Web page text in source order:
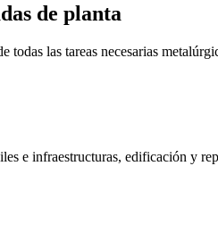
de planta
todas las tareas necesarias
e infraestructuras, edificación y